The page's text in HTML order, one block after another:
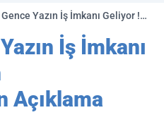
Yazın İş İmkanı Geliyor !
İş İmkanı
Açıklama